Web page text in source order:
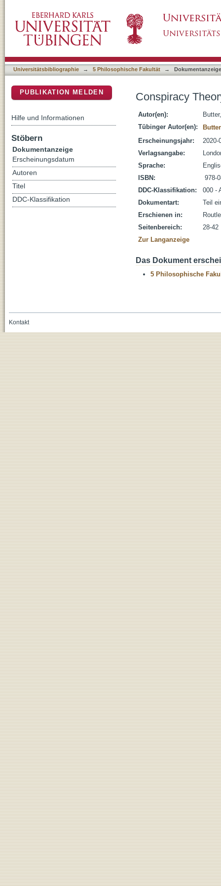
Universitätsbibliographie → 5 Philosophische Fakultät → Dokumentanzeige
Conspiracy
Autor(en):
Tübinger Autor(en):
Erscheinungsjahr:
2020-
Verlagsangabe:
Sprache:
ISBN:
978-
DDC-Klassifikation:
000 -
Dokumentart:
Teil
Erschienen in:
Seitenbereich:
28-42
Zur Langanzeige
Das Dokument
5 Philosophische
PUBLIKATION MELDEN
Hilfe und Informationen
Stöbern
Dokumentanzeige
Erscheinungsdatum
Autoren
Titel
DDC-Klassifikation
Kontakt